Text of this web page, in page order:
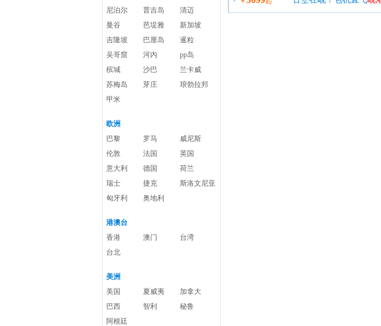
尼泊尔
普吉岛
清迈
曼谷
芭堤雅
新加坡
吉隆坡
巴厘岛
暹粒
吴哥窟
河内
pp岛
槟城
沙巴
兰卡威
苏梅岛
芽庄
琅勃拉邦
甲米
欧洲
巴黎
罗马
威尼斯
伦敦
法国
英国
意大利
德国
荷兰
瑞士
捷克
斯洛文尼亚
匈牙利
奥地利
港澳台
香港
澳门
台湾
台北
美洲
美国
夏威夷
加拿大
巴西
智利
秘鲁
阿根廷